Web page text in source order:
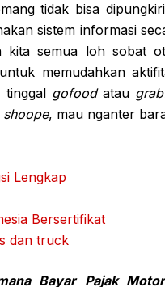
tidak bisa
sistem informasi
semua loh sobat
memudahkan
gofoodatau
, mau nganter
Lengkap
Bersertifikat
dan truck
Bayar Pajak